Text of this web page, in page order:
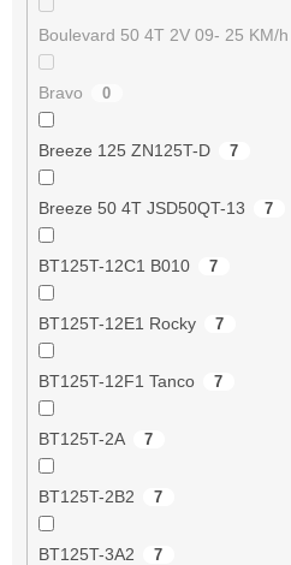
Boulevard 50 4T 2V 09- 25 KM/
Bravo 0
Breeze 125 ZN125T-D 7
Breeze 50 4T JSD50QT-13 7
BT125T-12C1 B010 7
BT125T-12E1 Rocky 7
BT125T-12F1 Tanco 7
BT125T-2A 7
BT125T-2B2 7
BT125T-3A2 7